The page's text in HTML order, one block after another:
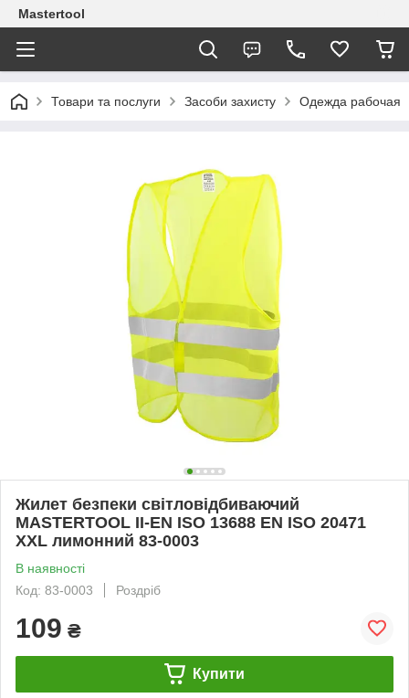
Mastertool
Товари та послуги Засоби захисту Одежда рабочая
Жилет безпеки світловідбиваючий
MASTERTOOL II-EN ISO 13688 EN ISO 20471
XXL лимонний 83-0003
В наявності
Код: 83-0003
Роздріб
109 ₴
Купити